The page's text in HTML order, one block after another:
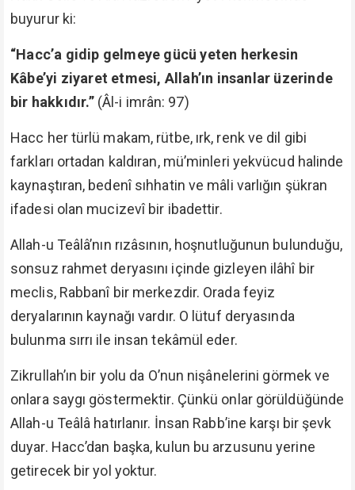
buyurur ki:
“Hacc’a gidip gelmeye gücü yeten herkesin
Kâbe’yi ziyaret etmesi, Allah’ın insanlar üzerinde
bir hakkıdır.” (Âl-i imrân: 97)
Hacc her türlü makam, rütbe, ırk, renk ve dil gibi
farkları ortadan kaldıran, mü’minleri yekvücud halinde
kaynaştıran, bedenî sıhhatin ve mâli varlığın şükran
ifadesi olan mucizevî bir ibadettir.
Allah-u Teâlâ’nın rızâsının, hoşnutluğunun bulunduğu,
sonsuz rahmet deryasını içinde gizleyen ilâhî bir
meclis, Rabbanî bir merkezdir. Orada feyiz
deryalarının kaynağı vardır. O lütuf deryasında
bulunma sırrı ile insan tekâmül eder.
Zikrullah’ın bir yolu da O’nun nişânelerini görmek ve
onlara saygı göstermektir. Çünkü onlar görüldüğünde
Allah-u Teâlâ hatırlanır. İnsan Rabb’ine karşı bir şevk
duyar. Hacc’dan başka, kulun bu arzusunu yerine
getirecek bir yol yoktur.